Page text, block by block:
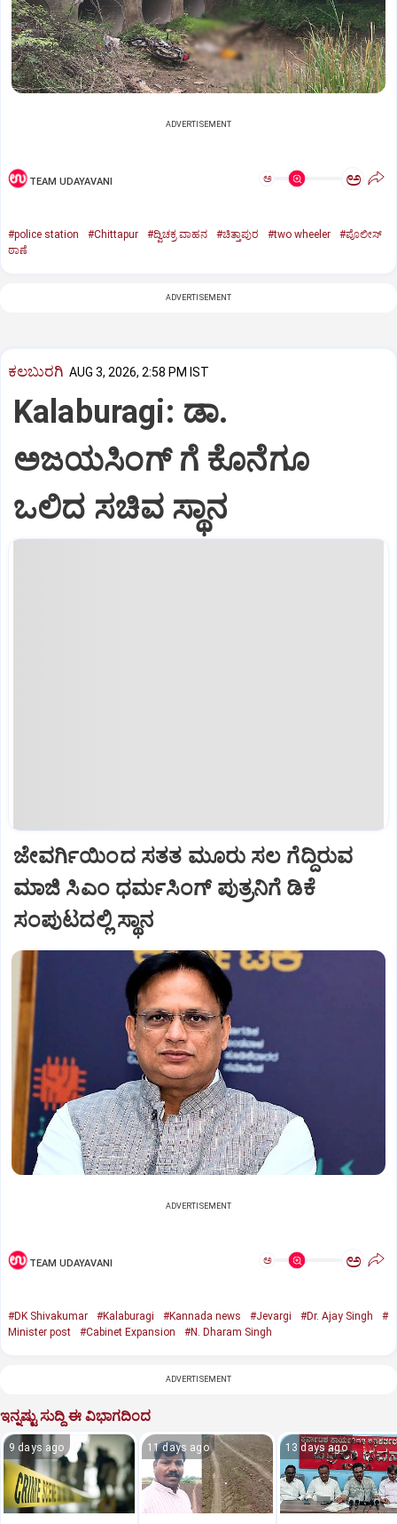
ADVERTISEMENT
TEAM UDAYAVANI ಅ ಅ
#police station #Chittapur #ದ್ವಿಚಕ್ರ ವಾಹನ #ಚಿತ್ತಾಪುರ #two wheeler
#ಪೊಲೀಸ್
ಠಾಣೆ
ADVERTISEMENT
ಕಲಬುರಗಿ AUG 3, 2026, 2:58 PM IST
Kalaburagi: ಡಾ.
ಅಜಯಸಿಂಗ್ ಗೆ ಕೊನೆಗೂ
ಒಲಿದ ಸಚಿವ ಸ್ಥಾನ
ಜೇವರ್ಗಿಯಿಂದ ಸತತ ಮೂರು ಸಲ ಗೆದ್ದಿರುವ
ಮಾಜಿ ಸಿಎಂ ಧರ್ಮಸಿಂಗ್ ಪುತ್ರನಿಗೆ ಡಿಕೆ
ಸಂಪುಟದಲ್ಲಿ ಸ್ಥಾನ
ADVERTISEMENT
TEAM UDAYAVANI ಅ ಅ
#DK Shivakumar #Kalaburagi #Kannada news #Jevargi #Dr. Ajay Singh
#
Minister post
#Cabinet Expansion #N. Dharam Singh
ADVERTISEMENT
ಇನ್ನಷ್ಟು ಸುದ್ದಿ ಈ ವಿಭಾಗದಿಂದ
9 days ago 11 days ago 13 days ago